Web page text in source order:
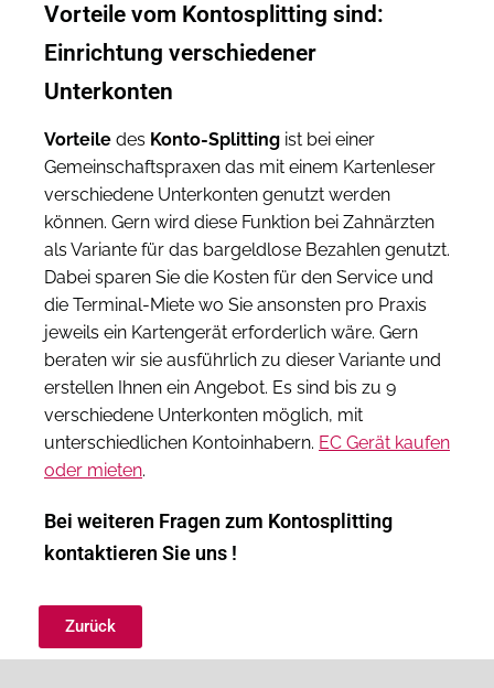
Vorteile vom Kontosplitting sind:
Einrichtung verschiedener
Unterkonten
Vorteile des Konto-Splitting ist bei einer
Gemeinschaftspraxen das mit einem Kartenleser
verschiedene Unterkonten genutzt werden
können. Gern wird diese Funktion bei Zahnärzten
als Variante für das bargeldlose Bezahlen genutzt.
Dabei sparen Sie die Kosten für den Service und
die Terminal-Miete wo Sie ansonsten pro Praxis
jeweils ein Kartengerät erforderlich wäre. Gern
beraten wir sie ausführlich zu dieser Variante und
erstellen Ihnen ein Angebot. Es sind bis zu 9
verschiedene Unterkonten möglich, mit
unterschiedlichen Kontoinhabern. EC Gerät kaufen
oder mieten.
Bei weiteren Fragen zum Kontosplitting
kontaktieren Sie uns !
Zurück